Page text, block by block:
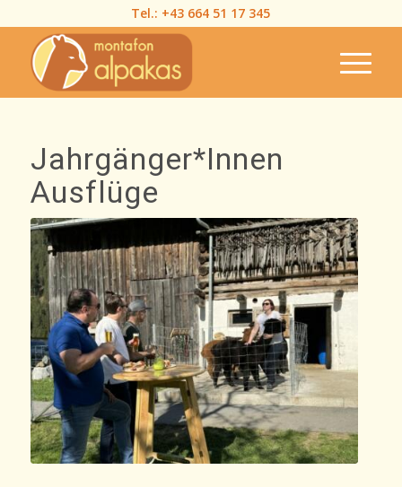
Tel.: +43 664 51 17 345
Jahrgänger*Innen
Ausflüge